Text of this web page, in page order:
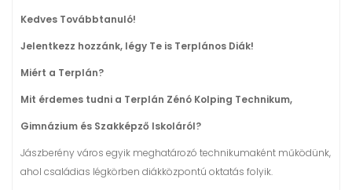
Kedves Továbbtanuló!
Jelentkezz hozzánk, légy Te is Terplános Diák!
Miért a Terplán?
Mit érdemes tudni a Terplán Zénó Kolping Technikum,
Gimnázium és Szakképző Iskoláról?
Jászberény város egyik meghatározó technikumaként működünk,
ahol családias légkörben diákközpontú oktatás folyik.